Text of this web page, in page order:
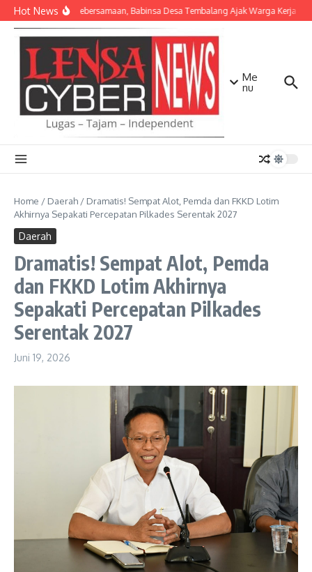
Lewati ke konten
Hot NewsPererat Kebersamaan, Babinsa Desa Tembalang Ajak Warga Kerja
Me
nu
Home / Daerah / Dramatis! Sempat Alot, Pemda dan FKKD Lotim
Akhirnya Sepakati Percepatan Pilkades Serentak 2027
Daerah
Dramatis! Sempat Alot, Pemda
dan FKKD Lotim Akhirnya
Sepakati Percepatan Pilkades
Serentak 2027
Juni 19, 2026